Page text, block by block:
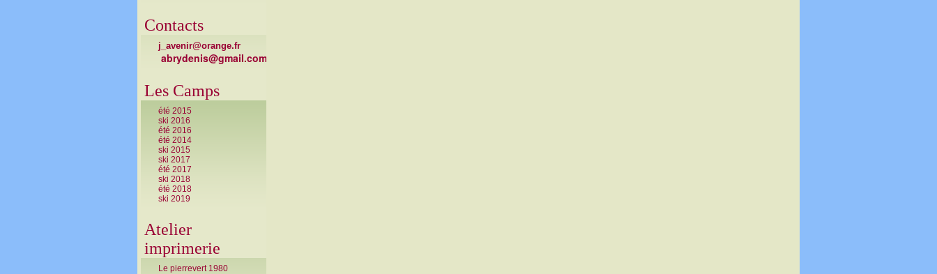
Contacts
j_avenir@orange.fr
abrydenis@gmail.com
Les Camps
été 2015
ski 2016
été 2016
été 2014
ski 2015
ski 2017
été 2017
ski 2018
été 2018
ski 2019
Atelier
imprimerie
Le pierrevert 1980